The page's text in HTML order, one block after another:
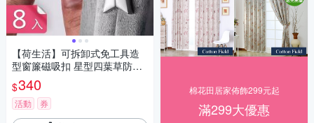
【荷生活】可拆卸式免工具造
型窗簾磁吸扣 星型四葉草防漏
光磁吸式固定器-8入組
$340
活動 券
棉花田居家佈飾299元起
滿299大優惠